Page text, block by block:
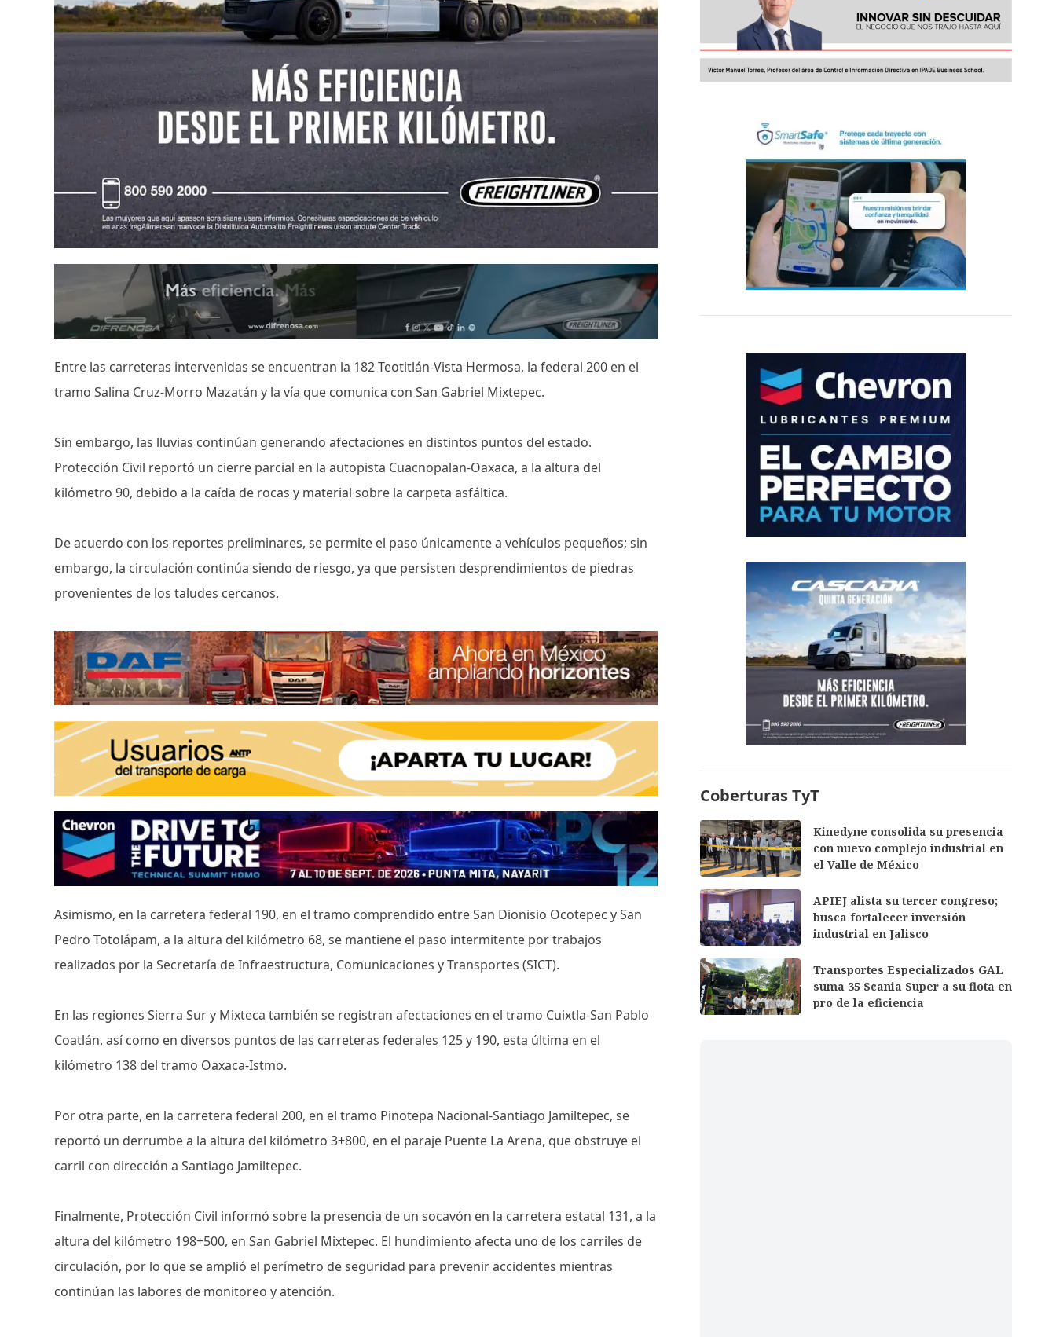
Entre las carreteras intervenidas se encuentran la 182 Teotitlán-Vista Hermosa, la federal 200 en el
tramo Salina Cruz-Morro Mazatán y la vía que comunica con San Gabriel Mixtepec.
Sin embargo, las lluvias continúan generando afectaciones en distintos puntos del estado.
Protección Civil reportó un cierre parcial en la autopista Cuacnopalan-Oaxaca, a la altura del
kilómetro 90, debido a la caída de rocas y material sobre la carpeta asfáltica.
De acuerdo con los reportes preliminares, se permite el paso únicamente a vehículos pequeños; sin
embargo, la circulación continúa siendo de riesgo, ya que persisten desprendimientos de piedras
provenientes de los taludes cercanos.
Asimismo, en la carretera federal 190, en el tramo comprendido entre San Dionisio Ocotepec y San
Pedro Totolápam, a la altura del kilómetro 68, se mantiene el paso intermitente por trabajos
realizados por la Secretaría de Infraestructura, Comunicaciones y Transportes (SICT).
En las regiones Sierra Sur y Mixteca también se registran afectaciones en el tramo Cuixtla-San Pablo
Coatlán, así como en diversos puntos de las carreteras federales 125 y 190, esta última en el
kilómetro 138 del tramo Oaxaca-Istmo.
Por otra parte, en la carretera federal 200, en el tramo Pinotepa Nacional-Santiago Jamiltepec, se
reportó un derrumbe a la altura del kilómetro 3+800, en el paraje Puente La Arena, que obstruye el
carril con dirección a Santiago Jamiltepec.
Finalmente, Protección Civil informó sobre la presencia de un socavón en la carretera estatal 131, a la
altura del kilómetro 198+500, en San Gabriel Mixtepec. El hundimiento afecta uno de los carriles de
circulación, por lo que se amplió el perímetro de seguridad para prevenir accidentes mientras
continúan las labores de monitoreo y atención.
Coberturas TyT
Kinedyne consolida su presencia
con nuevo complejo industrial en
el Valle de México
APIEJ alista su tercer congreso;
busca fortalecer inversión
industrial en Jalisco
Transportes Especializados GAL
suma 35 Scania Super a su flota en
pro de la eficiencia